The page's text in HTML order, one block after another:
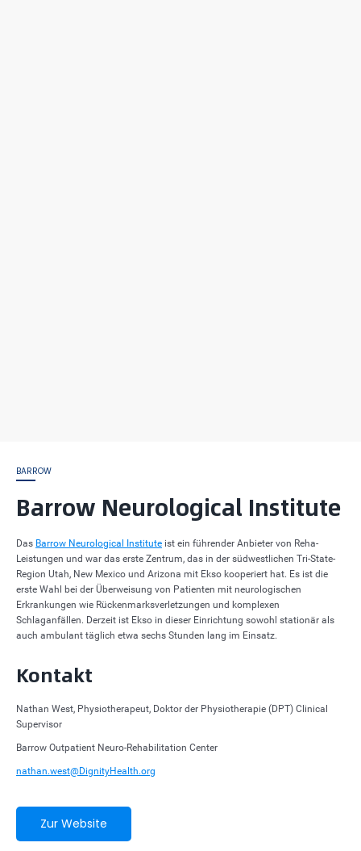
BARROW
Barrow Neurological Institute
Das Barrow Neurological Institute ist ein führender Anbieter von Reha-
Leistungen und war das erste Zentrum, das in der südwestlichen Tri-State-
Region Utah, New Mexico und Arizona mit Ekso kooperiert hat. Es ist die
erste Wahl bei der Überweisung von Patienten mit neurologischen
Erkrankungen wie Rückenmarksverletzungen und komplexen
Schlaganfällen. Derzeit ist Ekso in dieser Einrichtung sowohl stationär als
auch ambulant täglich etwa sechs Stunden lang im Einsatz.
Kontakt
Nathan West, Physiotherapeut, Doktor der Physiotherapie (DPT) Clinical
Supervisor
Barrow Outpatient Neuro-Rehabilitation Center
nathan.west@DignityHealth.org
Zur Website